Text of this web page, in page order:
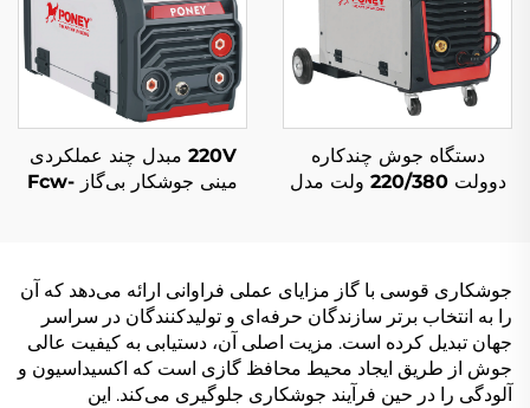
دستگاه جوش چندکاره
دوولت 220/380 ولت مدل
220V مبدل چند عملکردی
مینی جوشکار بی‌گاز Fcw-
جوشکاری قوسی با گاز مزایای عملی فراوانی ارائه می‌دهد که آن
را به انتخاب برتر سازندگان حرفه‌ای و تولیدکنندگان در سراسر
جهان تبدیل کرده است. مزیت اصلی آن، دستیابی به کیفیت عالی
جوش از طریق ایجاد محیط محافظ گازی است که اکسیداسیون و
آلودگی را در حین فرآیند جوشکاری جلوگیری می‌کند. این